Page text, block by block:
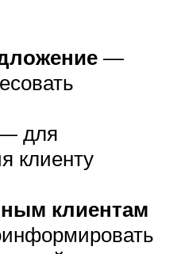
—
для
клиенту
клиентам